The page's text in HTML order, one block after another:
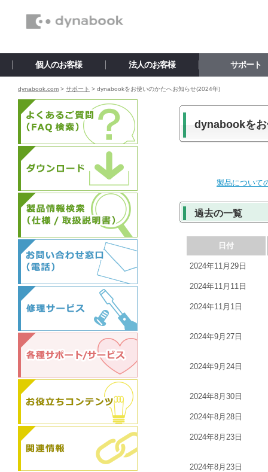
個人のお客様 法人のお客様 サポート
dynabook.com > サポート > dynabookをお使いのかたへお知らせ(2024年)
dynabookをお
製品について
過去の一覧
日付
2024年11月29日
2024年11月11日
2024年11月1日
2024年9月27日
2024年9月24日
2024年8月30日
2024年8月28日
2024年8月23日
2024年8月23日